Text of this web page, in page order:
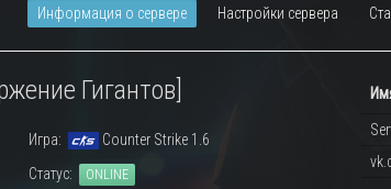
Информация о сервере Настройки сервера
Гигантов]
Игра:
Counter Strike 1.6
Статус:
ONLINE